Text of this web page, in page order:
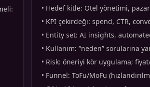
• Hedef kitle: Otel yönetimi,
• KPI çekirdeği: spend, CTR,
• Entity set: AI insights,
• Kullanım: “neden” sorularına
• Risk: öneriyi kör uygulama;
• Funnel: ToFu/MoFu